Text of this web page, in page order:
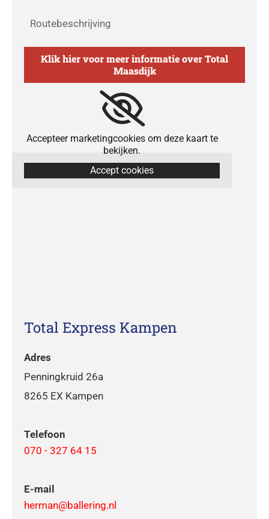
Routebeschrijving
Klik hier voor meer informatie over Total
Maasdijk
Accepteer marketingcookies om deze kaart te
bekijken.
Accept cookies
Total Express Kampen
Adres
Penningkruid 26a
8265 EX Kampen
Telefoon
070 - 327 64 15
E-mail
herman@ballering.nl